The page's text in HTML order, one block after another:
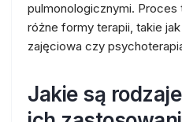
pulmonologicznymi.
różne formy terapii, takie
zajęciowa czy
Jakie są